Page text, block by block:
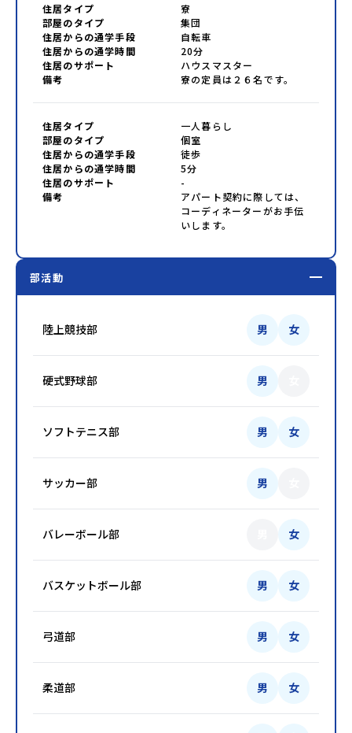
住居タイプ
寮
部屋のタイプ
集団
住居からの通学手段
自転車
住居からの通学時間
20分
住居のサポート
ハウスマスター
備考
寮の定員は２６名です。
住居タイプ
一人暮らし
部屋のタイプ
個室
住居からの通学手段
徒歩
住居からの通学時間
5分
住居のサポート
-
備考
アパート契約に際しては、
コーディネーターがお手伝
いします。
部活動
陸上競技部 男 女
硬式野球部 男
ソフトテニス部 男 女
サッカー部 男
バレーボール部 女
バスケットボール部 男 女
弓道部 男 女
柔道部 男 女